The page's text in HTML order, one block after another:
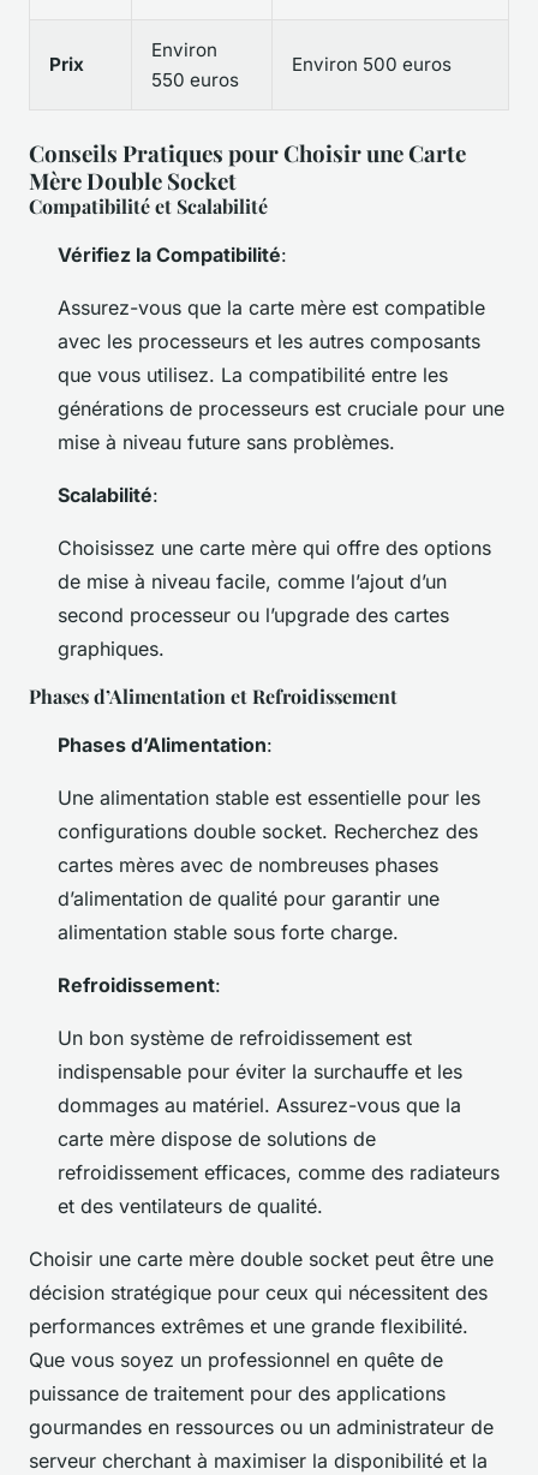
Prix
Environ
550 euros
Environ 500 euros
Conseils Pratiques pour Choisir une Carte
Mère Double Socket
Compatibilité et Scalabilité
Vérifiez la Compatibilité:
Assurez-vous que la carte mère est compatible
avec les processeurs et les autres composants
que vous utilisez. La compatibilité entre les
générations de processeurs est cruciale pour une
mise à niveau future sans problèmes.
Scalabilité:
Choisissez une carte mère qui offre des options
de mise à niveau facile, comme l’ajout d’un
second processeur ou l’upgrade des cartes
graphiques.
Phases d’Alimentation et Refroidissement
Phases d’Alimentation:
Une alimentation stable est essentielle pour les
configurations double socket. Recherchez des
cartes mères avec de nombreuses phases
d’alimentation de qualité pour garantir une
alimentation stable sous forte charge.
Refroidissement:
Un bon système de refroidissement est
indispensable pour éviter la surchauffe et les
dommages au matériel. Assurez-vous que la
carte mère dispose de solutions de
refroidissement efficaces, comme des radiateurs
et des ventilateurs de qualité.
Choisir une carte mère double socket peut être une
décision stratégique pour ceux qui nécessitent des
performances extrêmes et une grande flexibilité.
Que vous soyez un professionnel en quête de
puissance de traitement pour des applications
gourmandes en ressources ou un administrateur de
serveur cherchant à maximiser la disponibilité et la